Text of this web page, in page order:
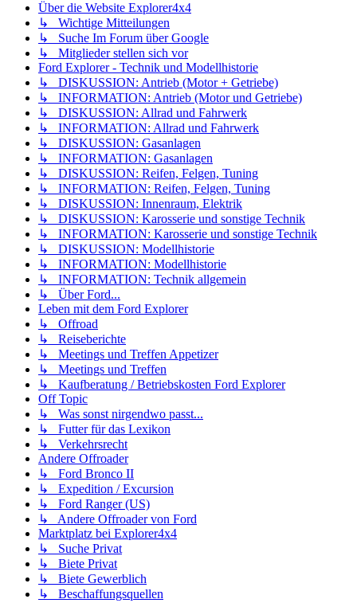
Über die Website Explorer4x4
↳ Wichtige Mitteilungen
↳ Suche Im Forum über Google
↳ Mitglieder stellen sich vor
Ford Explorer - Technik und Modellhistorie
↳ DISKUSSION: Antrieb (Motor + Getriebe)
↳ INFORMATION: Antrieb (Motor und Getriebe)
↳ DISKUSSION: Allrad und Fahrwerk
↳ INFORMATION: Allrad und Fahrwerk
↳ DISKUSSION: Gasanlagen
↳ INFORMATION: Gasanlagen
↳ DISKUSSION: Reifen, Felgen, Tuning
↳ INFORMATION: Reifen, Felgen, Tuning
↳ DISKUSSION: Innenraum, Elektrik
↳ DISKUSSION: Karosserie und sonstige Technik
↳ INFORMATION: Karosserie und sonstige Technik
↳ DISKUSSION: Modellhistorie
↳ INFORMATION: Modellhistorie
↳ INFORMATION: Technik allgemein
↳ Über Ford...
Leben mit dem Ford Explorer
↳ Offroad
↳ Reiseberichte
↳ Meetings und Treffen Appetizer
↳ Meetings und Treffen
↳ Kaufberatung / Betriebskosten Ford Explorer
Off Topic
↳ Was sonst nirgendwo passt...
↳ Futter für das Lexikon
↳ Verkehrsrecht
Andere Offroader
↳ Ford Bronco II
↳ Expedition / Excursion
↳ Ford Ranger (US)
↳ Andere Offroader von Ford
Marktplatz bei Explorer4x4
↳ Suche Privat
↳ Biete Privat
↳ Biete Gewerblich
↳ Beschaffungsquellen